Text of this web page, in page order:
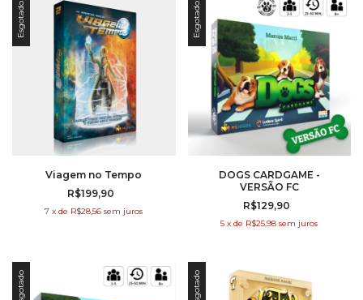
Esgotado
Viagem no Tempo
R$199,90
7 xde R$28,56 sem juros
Esgotado
DOGS CARDGAME -
VERSÃO FC
R$129,90
5 xde R$25,98 sem juros
Esgotado Esgotado